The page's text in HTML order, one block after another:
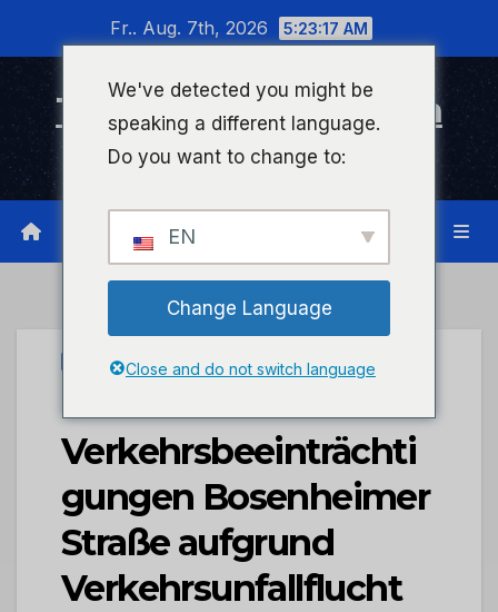
wechseln
Fr.. Aug. 7th, 2026 5:23:17 AM
Timeline Bad Kreuznach
Infonetzwerk für Bad Kreuznach
PRESSEPORTAL
POL-PDKH:
Verkehrsbeeinträchti
gungen Bosenheimer
Straße aufgrund
Verkehrsunfallflucht
We've detected you might be
speaking a different language.
Do you want to change to:
EN
Change Language
Close and do not switch language